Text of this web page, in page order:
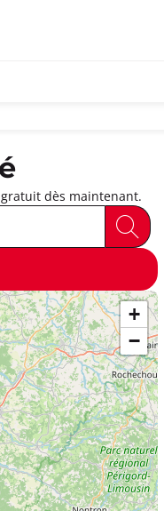
dès maintenant.
+
−